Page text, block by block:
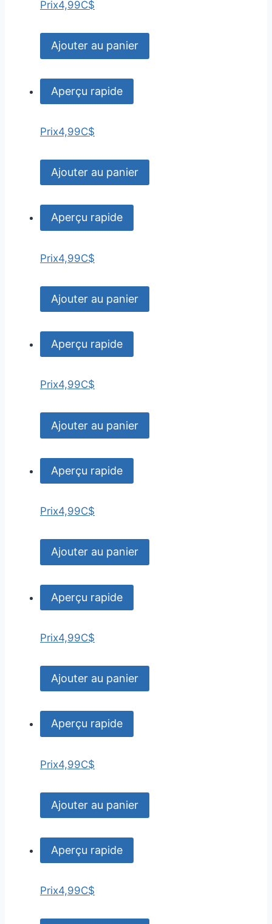
Prix4,99C$
Ajouter au panier
Aperçu rapide
Prix4,99C$
Ajouter au panier
Aperçu rapide
Prix4,99C$
Ajouter au panier
Aperçu rapide
Prix4,99C$
Ajouter au panier
Aperçu rapide
Prix4,99C$
Ajouter au panier
Aperçu rapide
Prix4,99C$
Ajouter au panier
Aperçu rapide
Prix4,99C$
Ajouter au panier
Aperçu rapide
Prix4,99C$